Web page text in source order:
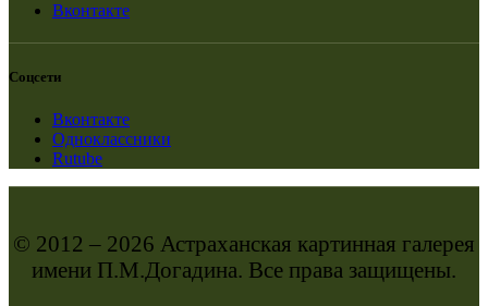
Вконтакте
Соцсети
Вконтакте
Одноклассники
Rutube
© 2012 – 2026 Астраханская картинная галерея
имени П.М.Догадина. Все права защищены.